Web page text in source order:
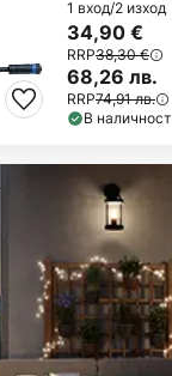
1 вход/2 изход
34,90 €
RRP38,30 €
68,26 лв.
RRP74,91 лв.
В наличност